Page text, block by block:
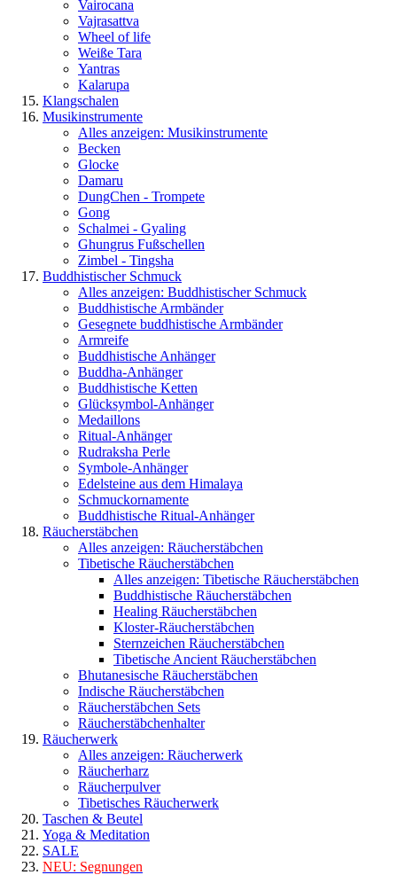
Vairocana
Vajrasattva
Wheel of life
Weiße Tara
Yantras
Kalarupa
Klangschalen
Musikinstrumente
Alles anzeigen: Musikinstrumente
Becken
Glocke
Damaru
DungChen - Trompete
Gong
Schalmei - Gyaling
Ghungrus Fußschellen
Zimbel - Tingsha
Buddhistischer Schmuck
Alles anzeigen: Buddhistischer Schmuck
Buddhistische Armbänder
Gesegnete buddhistische Armbänder
Armreife
Buddhistische Anhänger
Buddha-Anhänger
Buddhistische Ketten
Glücksymbol-Anhänger
Medaillons
Ritual-Anhänger
Rudraksha Perle
Symbole-Anhänger
Edelsteine aus dem Himalaya
Schmuckornamente
Buddhistische Ritual-Anhänger
Räucherstäbchen
Alles anzeigen: Räucherstäbchen
Tibetische Räucherstäbchen
Alles anzeigen: Tibetische Räucherstäbchen
Buddhistische Räucherstäbchen
Healing Räucherstäbchen
Kloster-Räucherstäbchen
Sternzeichen Räucherstäbchen
Tibetische Ancient Räucherstäbchen
Bhutanesische Räucherstäbchen
Indische Räucherstäbchen
Räucherstäbchen Sets
Räucherstäbchenhalter
Räucherwerk
Alles anzeigen: Räucherwerk
Räucherharz
Räucherpulver
Tibetisches Räucherwerk
Taschen & Beutel
Yoga & Meditation
SALE
NEU: Segnungen